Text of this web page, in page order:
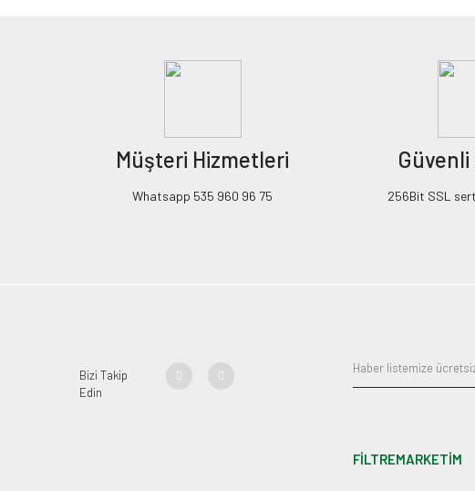
Müşteri Hizmetleri
Whatsapp 535 960 96 75
Güvenli
256Bit SSL
Bizi Takip
Edin
FİLTREMARKETİM